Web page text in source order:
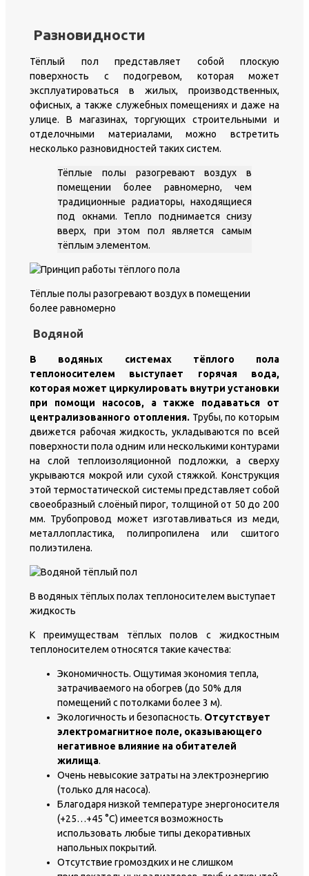
Разновидности
Тёплый пол представляет собой плоскую
поверхность с подогревом, которая может
эксплуатироваться в жилых, производственных,
офисных, а также служебных помещениях и даже на
улице. В магазинах, торгующих строительными и
отделочными материалами, можно встретить
несколько разновидностей таких систем.
Тёплые полы разогревают воздух в
помещении более равномерно, чем
традиционные радиаторы, находящиеся
под окнами. Тепло поднимается снизу
вверх, при этом пол является самым
тёплым элементом.
Тёплые полы разогревают воздух в помещении
более равномерно
Водяной
В водяных системах тёплого пола
теплоносителем выступает горячая вода,
которая может циркулировать внутри установки
при помощи насосов, а также подаваться от
централизованного отопления. Трубы, по которым
движется рабочая жидкость, укладываются по всей
поверхности пола одним или несколькими контурами
на слой теплоизоляционной подложки, а сверху
укрываются мокрой или сухой стяжкой. Конструкция
этой термостатической системы представляет собой
своеобразный слоёный пирог, толщиной от 50 до 200
мм. Трубопровод может изготавливаться из меди,
металлопластика, полипропилена или сшитого
полиэтилена.
В водяных тёплых полах теплоносителем выступает
жидкость
К преимуществам тёплых полов с жидкостным
теплоносителем относятся такие качества:
Экономичность. Ощутимая экономия тепла,
затрачиваемого на обогрев (до 50% для
помещений с потолками более 3 м).
Экологичность и безопасность. Отсутствует
электромагнитное поле, оказывающего
негативное влияние на обитателей
жилища.
Очень невысокие затраты на электроэнергию
(только для насоса).
Благодаря низкой температуре энергоносителя
(+25…+45 °C) имеется возможность
использовать любые типы декоративных
напольных покрытий.
Отсутствие громоздких и не слишком